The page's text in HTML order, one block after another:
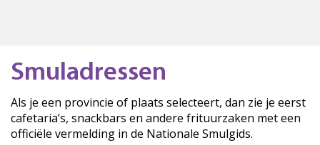
Smuladressen
Als je een provincie of plaats selecteert, dan zie je eerst
cafetaria’s, snackbars en andere frituurzaken met een
officiële vermelding in de Nationale Smulgids.